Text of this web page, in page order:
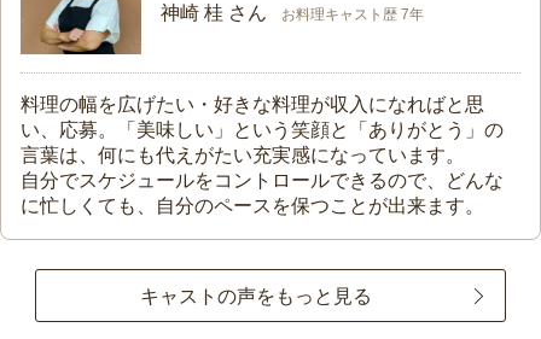
神崎 桂 さん お料理キャスト歴 7年
料理の幅を広げたい・好きな料理が収入になればと思
い、応募。「美味しい」という笑顔と「ありがとう」の
言葉は、何にも代えがたい充実感になっています。
自分でスケジュールをコントロールできるので、どんな
に忙しくても、自分のペースを保つことが出来ます。
キャストの声をもっと見る